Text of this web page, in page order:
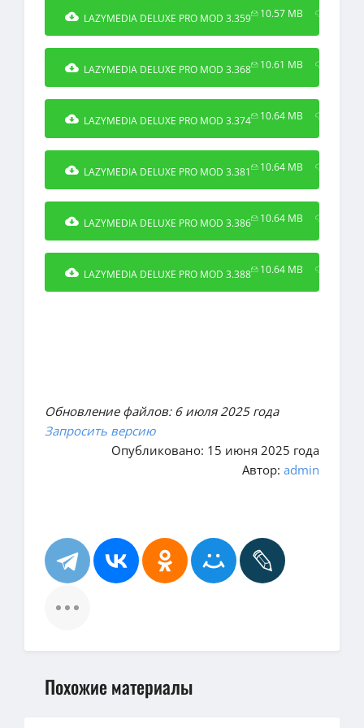
LAZYMEDIA DELUXE PRO MOD 3.359 10.57 MB
LAZYMEDIA DELUXE PRO MOD 3.368 10.61 MB
LAZYMEDIA DELUXE PRO MOD 3.374 10.64 MB
LAZYMEDIA DELUXE PRO MOD 3.381 10.64 MB
LAZYMEDIA DELUXE PRO MOD 3.386 10.64 MB
LAZYMEDIA DELUXE PRO MOD 3.388 10.64 MB
Обновление файлов: 6 июля 2025 года
Запросить версию
Опубликовано: 15 июня 2025 года
Автор: admin
Похожие материалы